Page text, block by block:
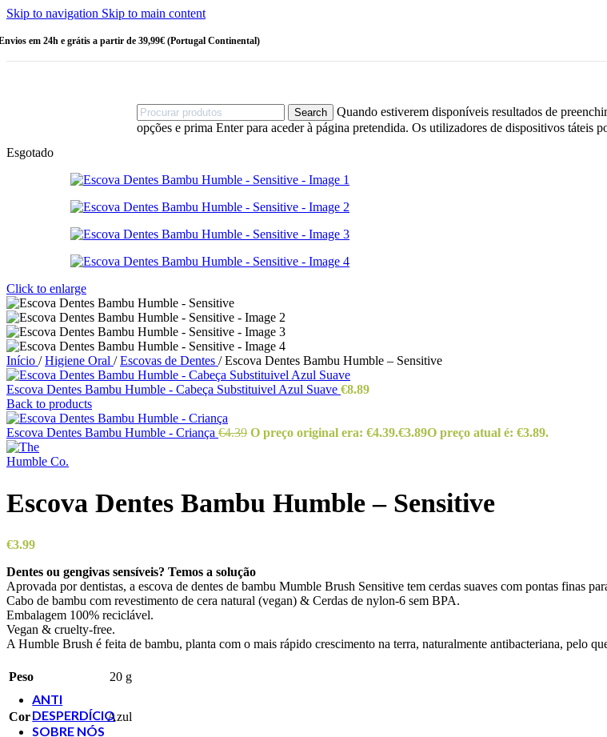
Skip to navigation Skip to main content
em 24h e grátis a partir de 39,99€ (Portugal Continental)
HIGIENE
Amaciadores
Champô
Cotonetes
Desodorizantes
CATEGORIAS
Criança
Stock Off
MAIS VENDIDOS
Sérum Eco-
fermentado
(30ml) -
laSaponaria
€
9.90
Escova de
Dentes Bambu -
€1.99
€1.80.
Ácido
Hialurónico
(30ml) -
€9.90
ANTI
DESPERDÍCIO
SOBRE NÓS
Search
Quando estiverem disponíveis resultados de
opções e prima Enter para aceder à página pretendida. Os utilizadores de dispositivos táteis
Esgotado
Click to enlarge
Início / Higiene Oral / Escovas de Dentes / Escova Dentes Bambu Humble – Sensitive
Escova Dentes Bambu Humble - Cabeça Substituivel Azul Suave €8.89
Back to products
Escova Dentes Bambu Humble - Criança €4.39 O preço original era: €4.39.€3.89O preço atual é: €3.89.
Escova Dentes Bambu Humble – Sensitive
€3.99
Dentes ou gengivas sensíveis? Temos a solução
Aprovada por dentistas, a escova de dentes de bambu Mumble Brush Sensitive tem cerdas suaves com pontas finas
Cabo de bambu com revestimento de cera natural (vegan) & Cerdas de nylon-6 sem BPA.
Embalagem 100% reciclável.
Vegan & cruelty-free.
A Humble Brush é feita de bambu, planta com o mais rápido crescimento na terra, naturalmente antibacteriana, pelo
Peso 20 g
Cor Azul